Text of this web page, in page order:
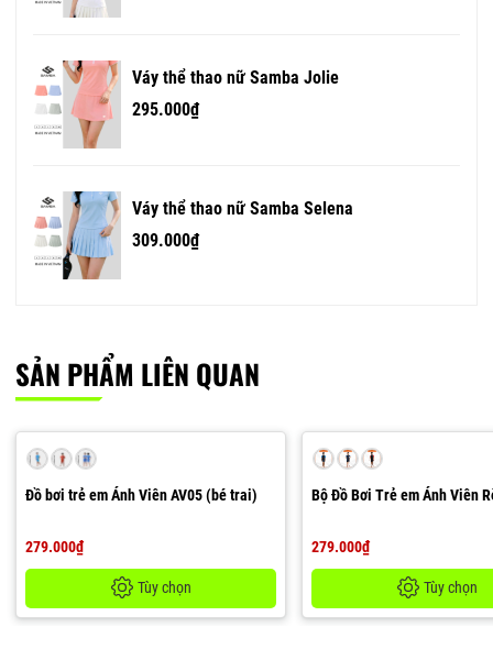
Váy thể thao nữ Samba Jolie
295.000₫
Váy thể thao nữ Samba Selena
309.000₫
SẢN PHẨM LIÊN QUAN
Đồ bơi trẻ em Ánh Viên AV05 (bé trai)
279.000₫
Tùy chọn
Bộ Đồ Bơi Trẻ em Ánh Viên
279.000₫
Tùy chọn